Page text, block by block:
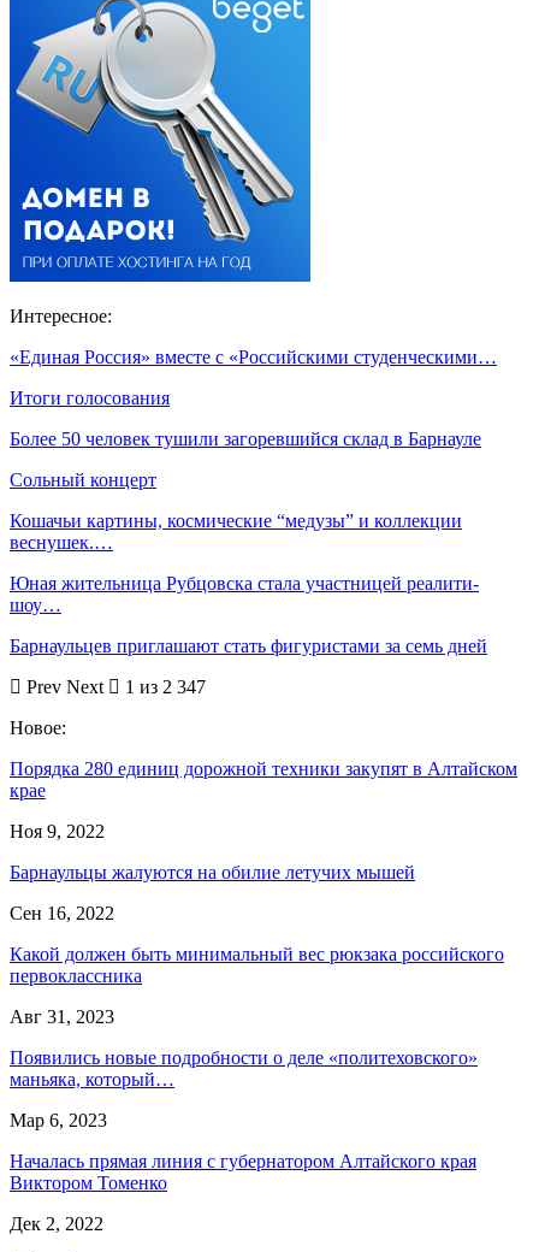
Интересное:
«Единая Россия» вместе с «Российскими студенческими…
Итоги голосования
Более 50 человек тушили загоревшийся склад в Барнауле
Сольный концерт
Кошачьи картины, космические “медузы” и коллекции
веснушек.…
Юная жительница Рубцовска стала участницей реалити-
шоу…
Барнаульцев приглашают стать фигуристами за семь дней
Prev Next
1 из 2 347
Новое:
Порядка 280 единиц дорожной техники закупят в Алтайском
крае
Ноя 9, 2022
Барнаульцы жалуются на обилие летучих мышей
Сен 16, 2022
Какой должен быть минимальный вес рюкзака российского
первоклассника
Авг 31, 2023
Появились новые подробности о деле «политеховского»
маньяка, который…
Мар 6, 2023
Началась прямая линия с губернатором Алтайского края
Виктором Томенко
Дек 2, 2022